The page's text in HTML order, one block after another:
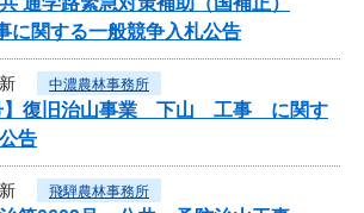
に関する一般競争入札公告
中濃農林事務所
】復旧治山事業 下山 工事 に関す
告
飛騨農林事務所